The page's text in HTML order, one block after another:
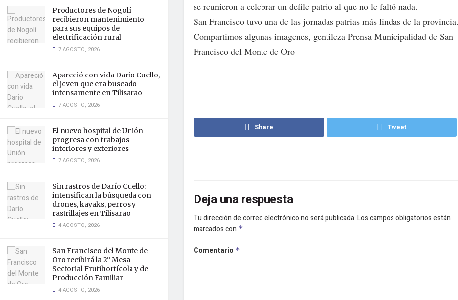
Productores de Nogolí
recibieron mantenimiento
para sus equipos de
electrificación rural
7 AGOSTO, 2026
Apareció con vida Dario Cuello,
el joven que era buscado
intensamente en Tilisarao
7 AGOSTO, 2026
El nuevo hospital de Unión
progresa con trabajos
interiores y exteriores
7 AGOSTO, 2026
Sin rastros de Darío Cuello:
intensifican la búsqueda con
drones, kayaks, perros y
rastrillajes en Tilisarao
4 AGOSTO, 2026
San Francisco del Monte de
Oro recibirá la 2° Mesa
Sectorial Frutihortícola y de
Producción Familiar
4 AGOSTO, 2026
se reunieron a celebrar un defile patrio al que no le faltó nada.
San Francisco tuvo una de las jornadas patrias más lindas de la provincia.
Compartimos algunas imagenes, gentileza Prensa Municipalidad de San
Francisco del Monte de Oro
Share Tweet
Deja una respuesta
Tu dirección de correo electrónico no será publicada.Los campos obligatorios están
marcados con *
Comentario *